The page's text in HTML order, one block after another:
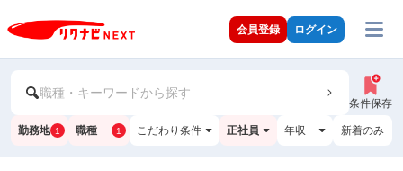
会員登録 ログイン
職種・キーワードから探す
条件保存
勤務地 1 職種 1 こだわり条件 正社員 年収 新着のみ